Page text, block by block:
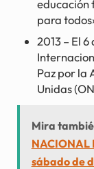
educación
para
2013 – El
Paz por la
Unidas
Mira
NACIONAL
sábado de